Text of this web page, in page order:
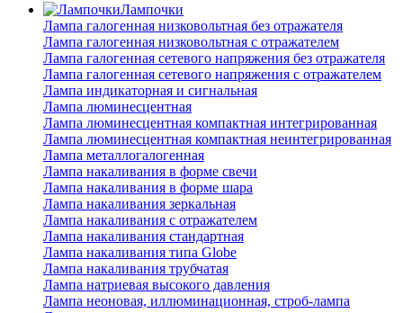
Лампочки
Лампа галогенная низковольтная без отражателя
Лампа галогенная низковольтная с отражателем
Лампа галогенная сетевого напряжения без отражателя
Лампа галогенная сетевого напряжения с отражателем
Лампа индикаторная и сигнальная
Лампа люминесцентная
Лампа люминесцентная компактная интегрированная
Лампа люминесцентная компактная неинтегрированная
Лампа металлогалогенная
Лампа накаливания в форме свечи
Лампа накаливания в форме шара
Лампа накаливания зеркальная
Лампа накаливания с отражателем
Лампа накаливания стандартная
Лампа накаливания типа Globe
Лампа накаливания трубчатая
Лампа натриевая высокого давления
Лампа неоновая, иллюминационная, строб-лампа